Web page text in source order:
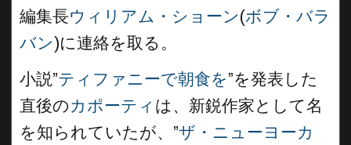
編集長ウィリアム・ショーン(ボブ・バラ
バン)に連絡を取る。
小説”ティファニーで朝食を”を発表した
直後のカポーティ は、新鋭作家として名
を知られていたが、”ザ・ニューヨーカ